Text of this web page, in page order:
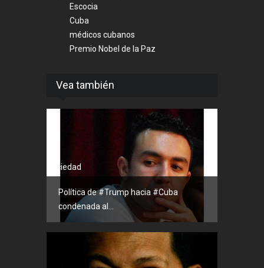
Escocia
Cuba
médicos cubanos
Premio Nobel de la Paz
Vea también
Sociedad
Política de #Trump hacia #Cuba
condenada al...